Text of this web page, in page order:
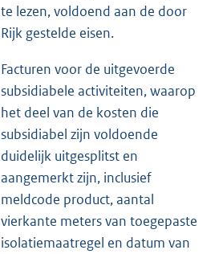
te lezen, voldoend aan de door
Rijk gestelde eisen.
Facturen voor de uitgevoerde
subsidiabele activiteiten, waarop
het deel van de kosten die
subsidiabel zijn voldoende
duidelijk uitgesplitst en
aangemerkt zijn, inclusief
meldcode product, aantal
vierkante meters van toegepaste
isolatiemaatregel en datum van